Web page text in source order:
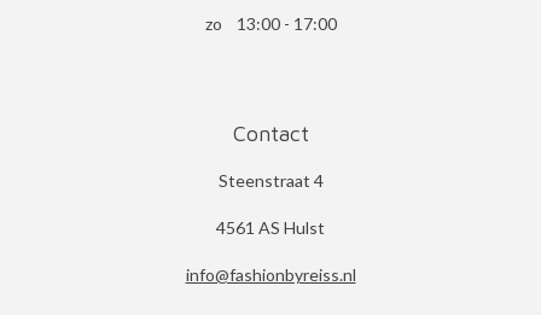
zo 13:00 - 17:00
Contact
Steenstraat 4
4561 AS Hulst
info@fashionbyreiss.nl